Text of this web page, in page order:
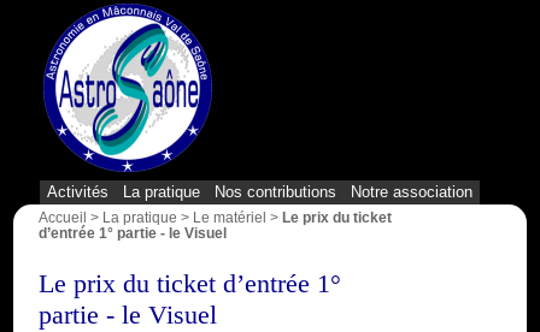
Activités La pratique Nos contributions Notre association
Accueil > La pratique > Le matériel > Le prix du ticket
d’entrée 1° partie - le Visuel
Le prix du ticket d’entrée 1°
partie - le Visuel